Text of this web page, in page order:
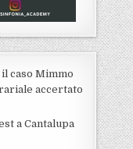
caso Mimmo
accertato
a Cantalupa